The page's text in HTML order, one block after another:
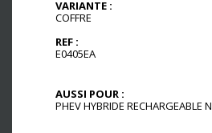
VARIANTE :
COFFRE
REF :
E0405EA
AUSSI POUR :
PHEV HYBRIDE RECHARGEABLE